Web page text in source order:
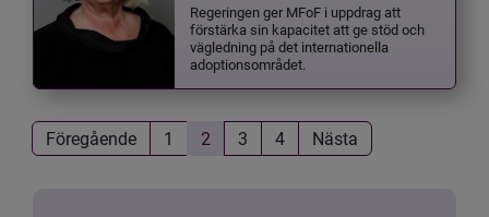
Regeringen ger MFoF i uppdrag att
förstärka sin kapacitet att ge stöd och
vägledning på det internationella
adoptionsområdet.
Föregående 1 2 3 4 Nästa